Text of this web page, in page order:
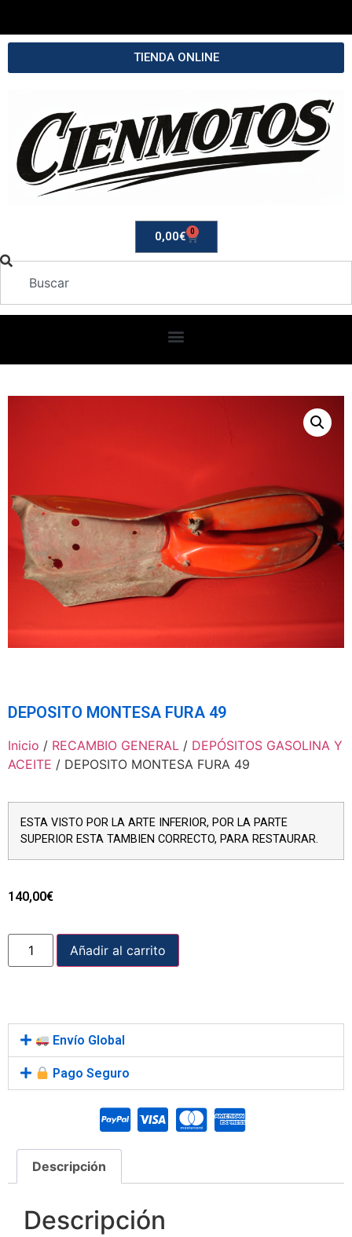
TIENDA ONLINE
0,00€ 0
DEPOSITO MONTESA FURA 49
Inicio / RECAMBIO GENERAL / DEPÓSITOS GASOLINA Y
ACEITE / DEPOSITO MONTESA FURA 49
ESTA VISTO POR LA ARTE INFERIOR, POR LA PARTE
SUPERIOR ESTA TAMBIEN CORRECTO, PARA RESTAURAR.
140,00€
Añadir al carrito
Envío Global
Pago Seguro
Descripción
Descripción